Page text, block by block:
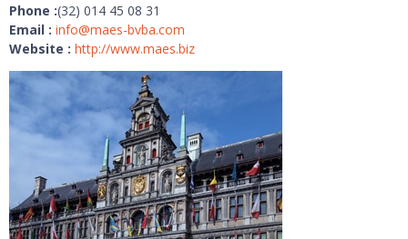
Phone :(32) 014 45 08 31
Email : info@maes-bvba.com
Website : http://www.maes.biz